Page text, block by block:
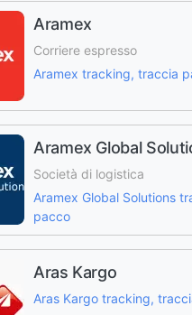
Aramex
Corriere espresso
Aramex tracking, traccia
Aramex Global
Società di logistica
Aramex Global Solutions
pacco
Aras Kargo
Aras Kargo tracking,